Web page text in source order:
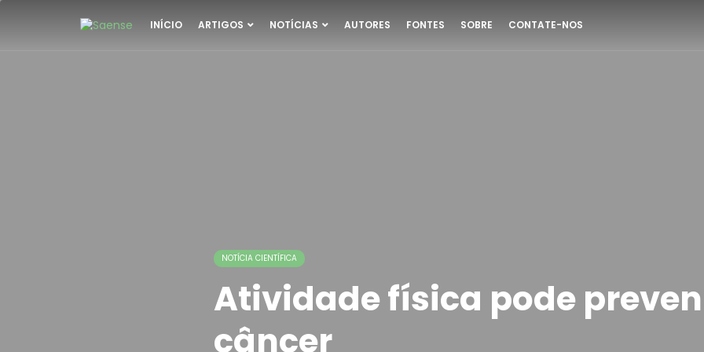
INÍCIO ARTIGOS NOTÍCIAS AUTORES FONTES SOBRE CONTATE-NOS
NOTÍCIA CIENTÍFICA
Atividade física pode
câncer